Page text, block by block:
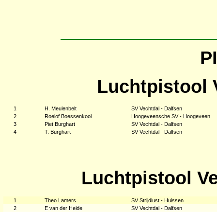
Luchtpistool
1 H. Meulenbelt
SV Vechtdal - Dalfsen
2
Roelof Boessenkool
Hoogeveensche SV - Hoogeveen
3
Piet Burghart
SV Vechtdal - Dalfsen
4
T. Burghart SV Vechtdal - Dalfsen
Luchtpistool
1 Theo Lamers
SV Strijdlust - Huissen
2
E van der Heide
SV Vechtdal - Dalfsen